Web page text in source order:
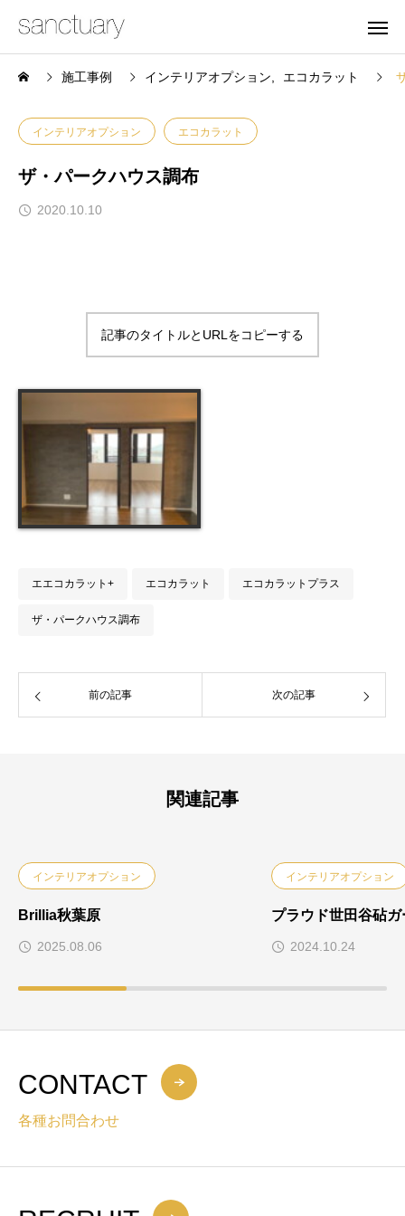
施工事例 インテリアオプション エコカラット
インテリアオプション エコカラット
ザ・パークハウス調布
2020.10.10
記事のタイトルとURLをコピーする
エエコカラット+ エコカラット エコカラットプラス
ザ・パークハウス調布
前の記事 次の記事
関連記事
インテリアオプション
Brillia秋葉原
2025.08.06
インテリアオプション
プラウド世田谷砧
2024.10.24
CONTACT
各種お問合わせ